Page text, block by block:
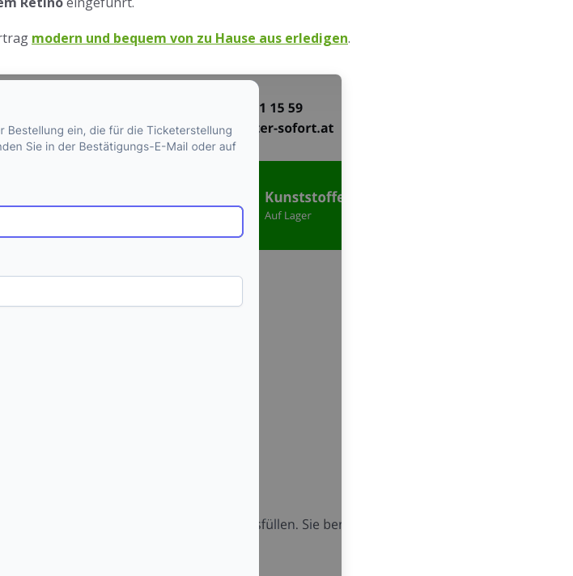
modern und bequem von zu Hause aus erledigen.